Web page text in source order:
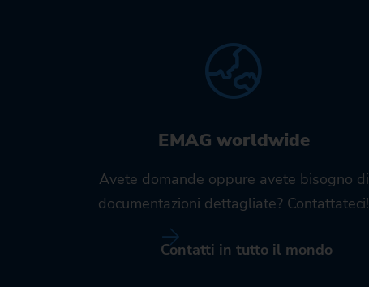
EMAG worldwide
Avete domande oppure avete bisogno di
documentazioni dettagliate? Contattateci!
Contatti in tutto il mondo